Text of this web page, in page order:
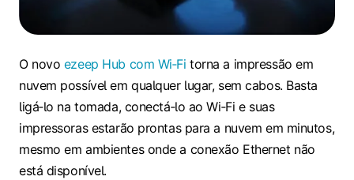
O novo ezeep Hub com Wi‑Fi torna a impressão em
nuvem possível em qualquer lugar, sem cabos. Basta
ligá‑lo na tomada, conectá‑lo ao Wi‑Fi e suas
impressoras estarão prontas para a nuvem em minutos,
mesmo em ambientes onde a conexão Ethernet não
está disponível.